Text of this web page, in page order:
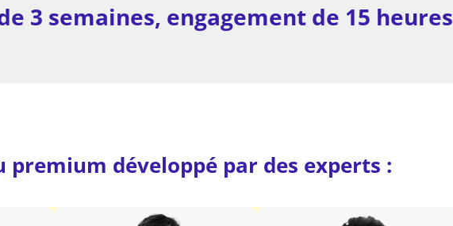
3 semaines, engagement de 15 heures
premium développé par des experts :